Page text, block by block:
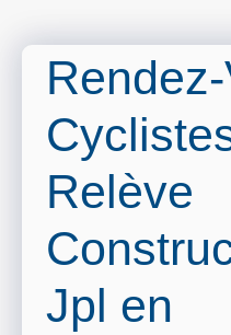
Relève
Jpl en